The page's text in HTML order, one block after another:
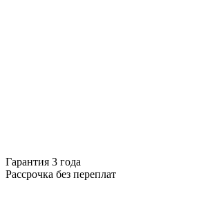
Гарантия 3 года
Рассрочка без переплат